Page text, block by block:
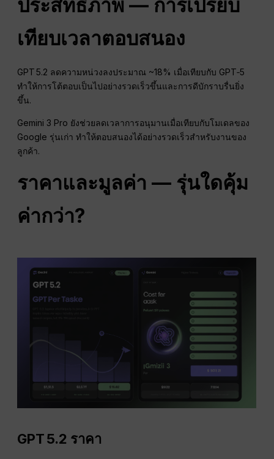
ประสิทธิภาพ — การเปรียบ
เทียบเวลาตอบสนอง
GPT 5.2 ลดความหน่วงลงประมาณ ~18% เมื่อเทียบกับ GPT‑5
ทำให้การโต้ตอบเป็นไปอย่างรวดเร็วขึ้นและการดีบักราบรื่นยิ่ง
ขึ้น.
Gemini 3 Pro ยังช่วยลดเวลาการอนุมานเมื่อเทียบกับโมเดลของ
Google รุ่นเก่า ทำให้ตอบสนองได้อย่างรวดเร็วสำหรับงานของ
ลูกค้า.
ราคาและมูลค่า — รุ่นใดคุ้ม
ค่ากว่า?
GPT 5.2 ราคา